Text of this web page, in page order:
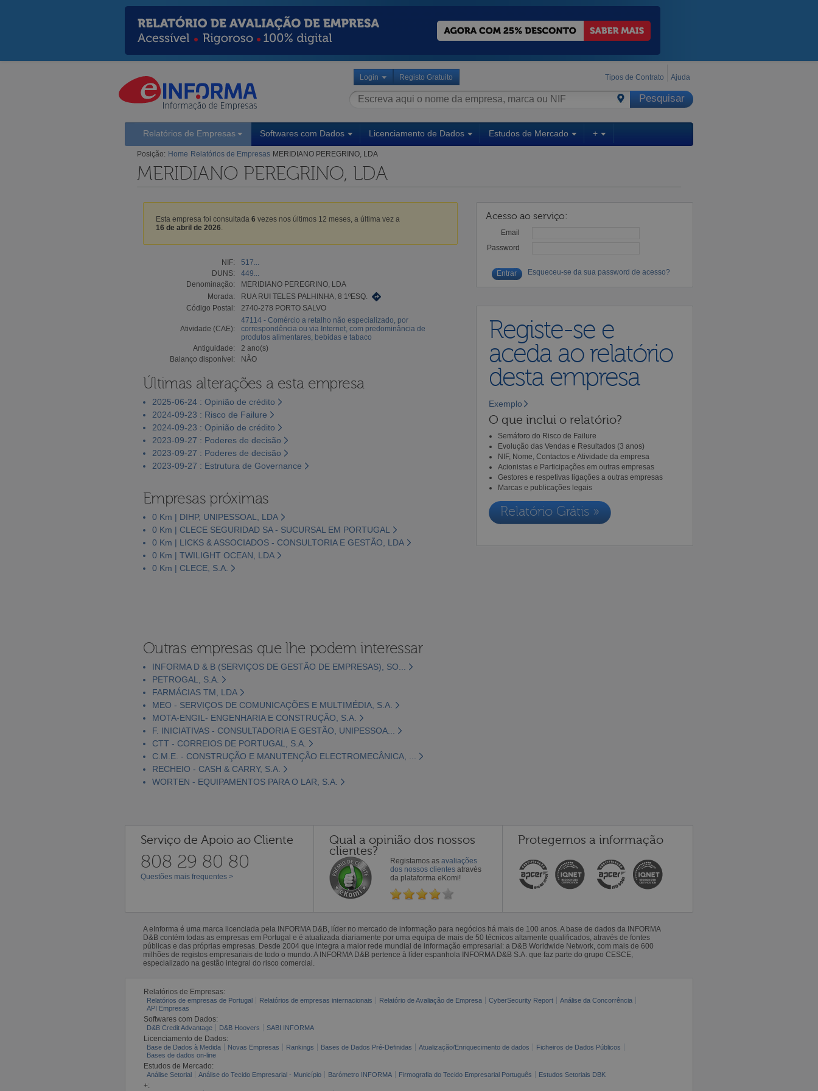
Login Registo Gratuito Tipos de Contrato Ajuda
Relatórios de Empresas Softwares com Dados Licenciamento de Dados Estudos de Mercado +
Posição: Home Relatórios de Empresas MERIDIANO PEREGRINO, LDA
MERIDIANO PEREGRINO, LDA
Esta empresa foi consultada 6 vezes nos últimos 12 meses, a última vez a
16 de abril de 2026
NIF:
517...
DUNS:
449...
Denominação:
MERIDIANO PEREGRINO, LDA
Morada:
RUA RUI TELES PALHINHA, 8 1ºESQ.
Código Postal:
2740-278 PORTO SALVO
Atividade (CAE):
47114 - Comércio a retalho não especializado, por
correspondência ou via Internet, com predominância de
produtos alimentares, bebidas e tabaco
Antiguidade:
2 ano(s)
Balanço disponível:
NÃO
Últimas alterações a esta empresa
2025-06-24 : Opinião de crédito
2024-09-23 : Risco de Failure
2024-09-23 : Opinião de crédito
2023-09-27 : Poderes de decisão
2023-09-27 : Poderes de decisão
2023-09-27 : Estrutura de Governance
Empresas próximas
0 Km | DIHP, UNIPESSOAL, LDA
0 Km | CLECE SEGURIDAD SA - SUCURSAL EM PORTUGAL
0 Km | LICKS & ASSOCIADOS - CONSULTORIA E GESTÃO, LDA
0 Km | TWILIGHT OCEAN, LDA
0 Km | CLECE, S.A.
Acesso ao serviço:
Email
Password
Esqueceu-se da sua password de acesso?
Registe-se e
aceda ao relatório
desta empresa
Exemplo
O que inclui o relatório?
Semáforo do Risco de Failure
Evolução das Vendas e Resultados (3 anos)
NIF, Nome, Contactos e Atividade da empresa
Acionistas e Participações em outras empresas
Gestores e respetivas ligações a outras empresas
Marcas e publicações legais
Relatório Grátis »
Outras empresas que lhe podem interessar
INFORMA D & B (SERVIÇOS DE GESTÃO DE EMPRESAS), SO...
PETROGAL, S.A.
FARMÁCIAS TM, LDA
MEO - SERVIÇOS DE COMUNICAÇÕES E MULTIMÉDIA, S.A.
MOTA-ENGIL- ENGENHARIA E CONSTRUÇÃO, S.A.
F. INICIATIVAS - CONSULTADORIA E GESTÃO, UNIPESSOA...
CTT - CORREIOS DE PORTUGAL, S.A.
C.M.E. - CONSTRUÇÃO E MANUTENÇÃO ELECTROMECÂNICA, ...
RECHEIO - CASH & CARRY, S.A.
WORTEN - EQUIPAMENTOS PARA O LAR, S.A.
Serviço de Apoio ao Cliente
808 29 80 80
Questões mais frequentes >
Qual a opinião dos nossos
clientes?
Registamos as avaliações
dos nossos clientes através
da plataforma eKomi!
Protegemos a informação
A eInforma é uma marca licenciada pela INFORMA D&B, líder no mercado de informação para negócios há mais de 100 anos. A base de dados da INFORMA
D&B contém todas as empresas em Portugal e é atualizada diariamente por uma equipa de mais de 50 técnicos altamente qualificados, através de fontes
públicas e das próprias empresas. Desde 2004 que integra a maior rede mundial de informação empresarial: a D&B Worldwide Network, com mais de 600
milhões de registos empresariais de todo o mundo. A INFORMA D&B pertence à líder espanhola INFORMA D&B S.A. que faz parte do grupo CESCE,
especializado na gestão integral do risco comercial.
Relatórios de Empresas:
Relatórios de empresas de Portugal Relatórios de empresas internacionais Relatório de Avaliação de Empresa CyberSecurity Report
Análise da Concorrência
API Empresas
Softwares com Dados:
D&B Credit Advantage D&B Hoovers SABI INFORMA
Licenciamento de Dados:
Base de Dados à Medida Novas Empresas Rankings Bases de Dados Pré-Definidas Atualização/Enriquecimento de dados
Ficheiros de Dados Públicos
Bases de dados on-line
Estudos de Mercado:
Análise Setorial Análise do Tecido Empresarial - Município Barómetro INFORMA Firmografia do Tecido Empresarial Português Estudos Setoriais DBK
+: